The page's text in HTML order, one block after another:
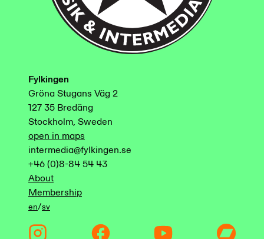
Fylkingen
Gröna Stugans Väg 2
127 35 Bredäng
Stockholm, Sweden
open in maps
intermedia@fylkingen.se
+46 (0)8-84 54 43
About
Membership
en/sv